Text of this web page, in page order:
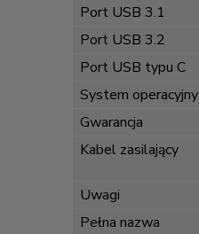
Port USB 3.1
Port USB 3.2
Port USB typu C
System operacyjny
Gwarancja
Kabel zasilający
Uwagi
Pełna nazwa